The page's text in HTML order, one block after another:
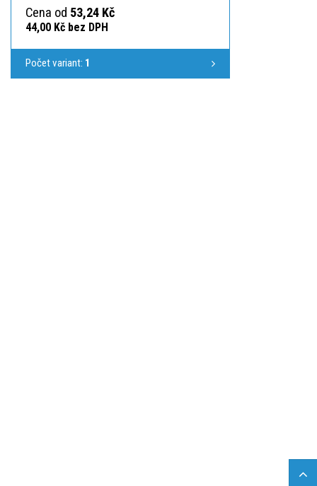
Cena od 53,24 Kč
44,00 Kč bez DPH
Počet variant: 1